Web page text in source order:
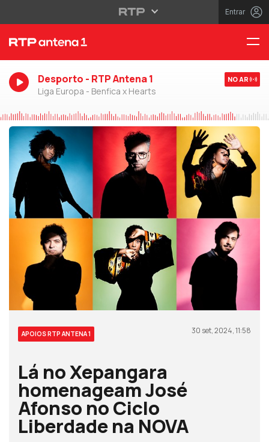
Entrar
Desporto - RTP Antena 1
Liga Europa - Benfica x Hearts
NO AR
APOIOS RTP ANTENA 1 30 set, 2024, 11:58
Lá no Xepangara
homenageam José
Afonso no Ciclo
Liberdade na NOVA